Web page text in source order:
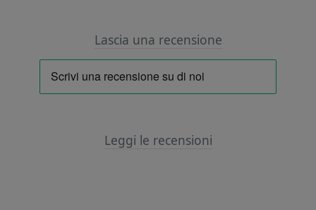
Lascia una recensione
Leggi le recensioni